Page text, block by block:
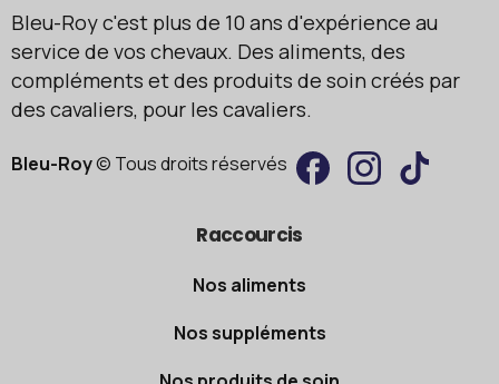
Bleu-Roy c'est plus de 10 ans d'expérience au
service de vos chevaux. Des aliments, des
compléments et des produits de soin créés par
des cavaliers, pour les cavaliers.
Bleu-Roy© Tous droits réservés
Raccourcis
Nos aliments
Nos suppléments